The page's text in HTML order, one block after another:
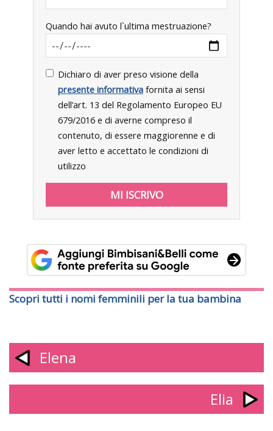
Quando hai avuto l`ultima mestruazione?
Dichiaro di aver preso visione della
presente informativa fornita ai sensi
dell’art. 13 del Regolamento Europeo EU
679/2016 e di averne compreso il
contenuto, di essere maggiorenne e di
aver letto e accettato le condizioni di
utilizzo
Scopri tutti i nomi femminili per la tua bambina
Elena
Elia